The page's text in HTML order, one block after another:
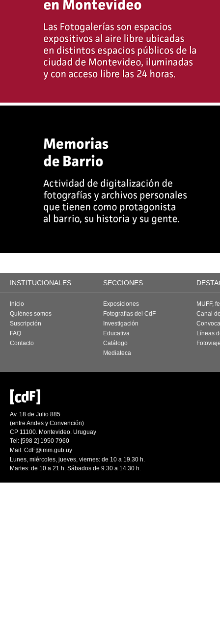
INSTITUCIONALES SECCIONES
Inicio
Quiénes somos
Suscripción
FAQ
Contacto
Exposiciones
Fotografías del CdF
Investigación
Educativa
Catálogo
Mediateca
MUFF,
Canal
Líneas
Av. 18 de Julio 885
(entre Andes y Convención)
CP 11100. Montevideo. Uruguay
Tel: [598 2] 1950 7960
Mail: CdF@imm.gub.uy
Lunes, miércoles, jueves, viernes: de 10 a 19.30 h.
Martes: de 10 a 21 h. Sábados de 9.30 a 14.30 h.